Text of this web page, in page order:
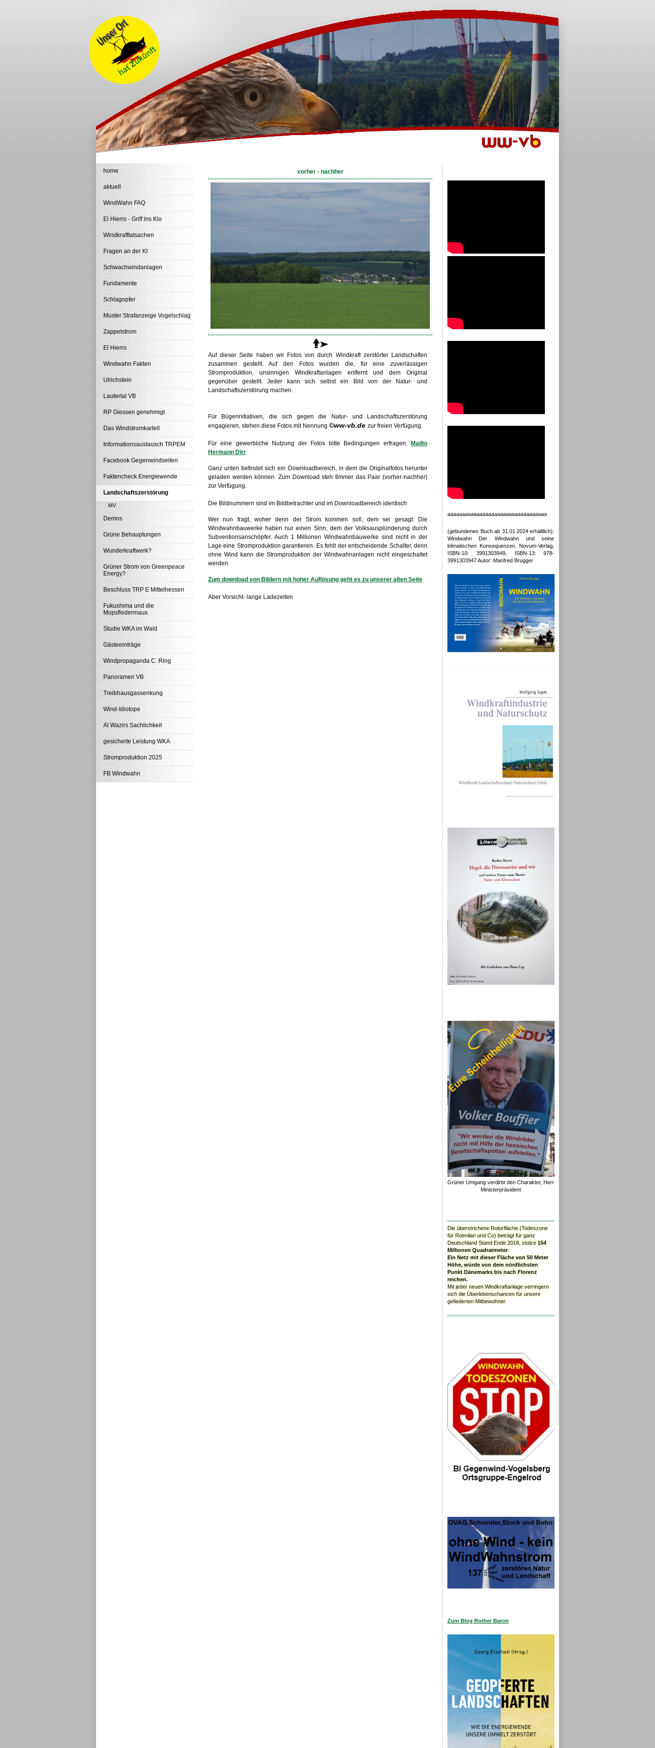
home
aktuell
WindWahn FAQ
El Hierro - Griff ins Klo
Windkrafttatsachen
Fragen an der KI
Schwachwindanlagen
Fundamente
Schlagopfer
Muster Strafanzeige Vogelschlag
Zappelstrom
El Hierro
Windwahn Fakten
Ulrichstein
Lautertal VB
RP Giessen genehmigt
Das Windstromkartell
Informationsaustausch TRPEM
Facebook Gegenwindseiten
Faktencheck Energiewende
Landschaftszerstörung
MV
Demos
Grüne Behauptungen
Wunderkraftwerk?
Grüner Strom von Greenpeace
Energy?
Beschluss TRP E Mittelhessen
Fukushima und die
Mopsfledermaus
Studie WKA im Wald
Gästeeinträge
Windpropaganda C. Ring
Panoramen VB
Treibhausgassenkung
Wind-Idiotope
Al Wazirs Sachlichkeit
gesicherte Leistung WKA
Stromproduktion 2025
FB Windwahn
vorher - nachher
Auf dieser Seite haben wir Fotos von durch Windkraft zerstörter Landschaften
zusammen gestellt. Auf den Fotos wurden die, für eine zuverlässigen
Stromproduktion, unsinnigen Windkraftanlagen entfernt und dem Original
gegenüber gestellt. Jeder kann sich selbst ein Bild von der Natur- und
Landschaftszerstörung machen.
Für Bügerinitiativen, die sich gegen die Natur- und Landschaftszerstörung
engagieren, stehen diese Fotos mit Nennung ©ww-vb.de zur freien Verfügung.
Für eine gewerbliche Nutzung der Fotos bitte Bedingungen erfragen:
Mailto
Hermann Dirr
Ganz unten befindet sich ein Downloadbereich, in dem die Originalfotos herunter
geladen werden können. Zum Download steh timmer das Paar (vorher-nachher)
zur Verfügung.
Die Bildnummern sind im Bildbetrachter und im Downloadbereich identisch
Wer nun fragt, woher denn der Strom kommen soll, dem sei gesagt: Die
Windwahnbauwerke haben nur einen Sinn, dem der Volksausplünderung durch
Subventionsanschöpfer. Auch 1 Millionen Windwahnbauwerke sind nicht in der
Lage eine Stromproduktion garantieren. Es fehlt der entscheidende Schalter, denn
ohne Wind kann die Stromproduktion der Windwahnanlagen nicht eingeschaltet
werden.
Zum download von Bildern mit hoher Auflösung geht es zu unserer alten Seite
Aber Vorsicht- lange Ladezeiten
aaaaaaaaaaaaaaaaaaaaaaaaaaaaaaaaaa
(gebundenes Buch ab 31.01.2024 erhältlich):
Windwahn Der Windwahn und seine
klimatischen Konsequenzen. Novum-Verlag,
ISBN-10: 3991303949, ISBN-13: 978-
3991303947 Autor: Manfred Brugger
Grüner Umgang verdirbt den Charakter, Herr
Ministerpräsident
Die überstrichene Rotorfläche (Todeszone
für Rotmilan und Co) beträgt für ganz
Deutschland Stand Ende 2018, stolze 154
Millionen Quadratmeter
Ein Netz mit dieser Fläche von 50 Meter
Höhe, würde von dem nördlichsten
Punkt Dänemarks bis nach Florenz
reichen.
Mit jeder neuen Windkraftanlage verringern
sich die Überlebenschancen für unsere
gefiederten Mitbewohner.
Zum Blog Rother Baron